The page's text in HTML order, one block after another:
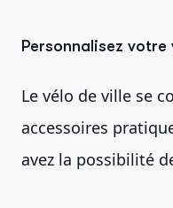
Personnalisez votre
Le vélo de ville se
accessoires
avez la possibilité